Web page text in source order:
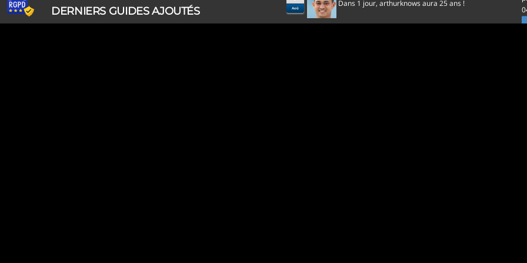
DERNIERS GUIDES AJOUTÉS Aoû
Dans 1 jour, arthurknows aura 25 ans !